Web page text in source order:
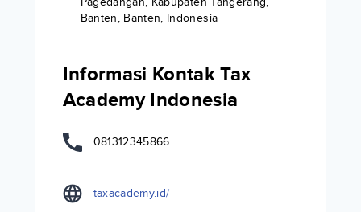
Banten, Banten, Indonesia
Informasi Kontak Tax
Academy Indonesia
081312345866
taxacademy.id/